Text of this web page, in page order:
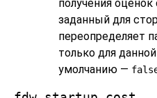
получения
заданный для
переопределяет
только для
умолчанию —